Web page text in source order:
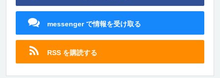
messenger で情報を受け取る
RSS を購読する